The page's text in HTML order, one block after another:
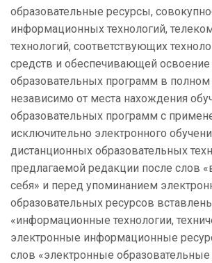
образовательные ресурсы,
информационных технологий,
технологий, соответствующих
средств и обеспечивающей
образовательных программ в
независимо от места нахождения
образовательных программ с
исключительно электронного
дистанционных образовательных
предлагаемой редакции после слов
себя» и перед упоминанием
образовательных ресурсов
«информационные технологии,
электронные информационные
слов «электронные